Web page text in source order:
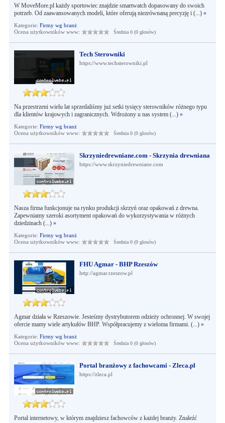
W MoveMore.pl każdy sportowiec znajdzie smartwatch dopasowany do swoich
potrzeb. Od zaawansowanych modeli, które oferują niezrównaną precyzję i (...) »
Kategorie: Firmy wg branż
Ocena użytkowników www:
Średnia 0 (0 głosów)
Tech Sterowniki
https://www.techsterowniki.pl
Na przestrzeni wielu lat sprzedaliśmy już setki tysięcy sterowników różnego typu
dla klientów krajowych i zagranicznych. Wdrożony u nas system (...) »
Kategorie: Firmy wg branż
Ocena użytkowników www:
Średnia 0 (0 głosów)
Skrzyniedrewniane.com - Skrzynia drewniana
https://www.skrzyniedrewniane.com
Nasza firma funkcjonuje na rynku produkcji skrzyń oraz opakowań z drewna.
Zapewniamy szeroki asortyment opakowań do wykorzystywania w różnych
dziedzinach (...) »
Kategorie: Firmy wg branż
Ocena użytkowników www:
Średnia 0 (0 głosów)
FHU Agmar - BHP Rzeszów
http://agmar.rzeszow.pl
Agmar działa w Rzeszowie. Jesteśmy dystrybutorem odzieży ochronnej. W swojej
ofercie mamy wiele artykułów BHP. Współpracujemy z wieloma firmami. (...) »
Kategorie: Firmy wg branż
Ocena użytkowników www:
Średnia 0 (0 głosów)
Portal branżowy z fachowcami - Zleca.pl
https://zleca.pl
Portal internetowy, w którym znajdziesz fachowców z każdej branży. Znaleźć